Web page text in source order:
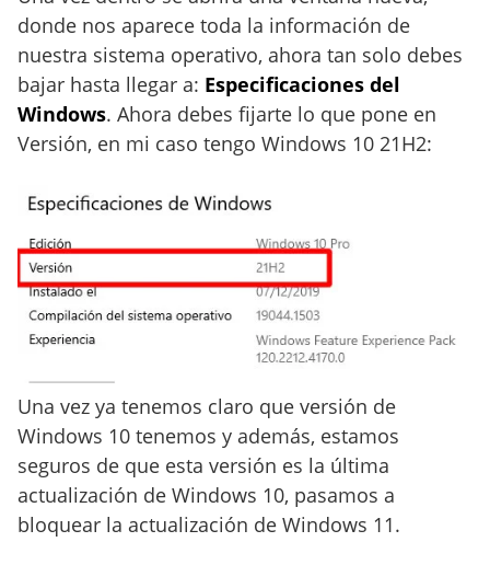
donde nos aparece toda la información de
nuestra sistema operativo, ahora tan solo debes
bajar hasta llegar a: Especificaciones del
Windows. Ahora debes fijarte lo que pone en
Versión, en mi caso tengo Windows 10 21H2:
Una vez ya tenemos claro que versión de
Windows 10 tenemos y además, estamos
seguros de que esta versión es la última
actualización de Windows 10, pasamos a
bloquear la actualización de Windows 11.